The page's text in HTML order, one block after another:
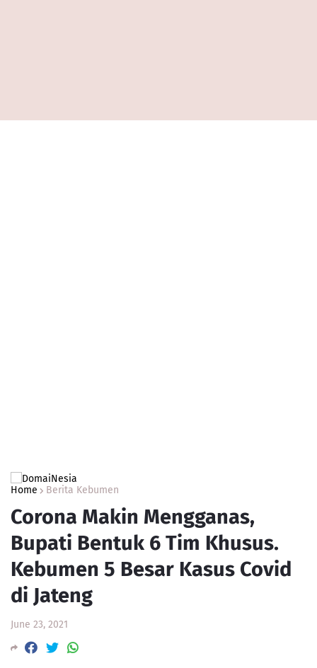
Home Berita Kebumen
Corona Makin Mengganas,
Bupati Bentuk 6 Tim Khusus.
Kebumen 5 Besar Kasus Covid
di Jateng
June 23, 2021